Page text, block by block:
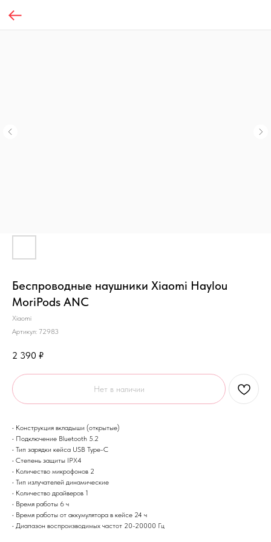
Беспроводные наушники Xiaomi Haylou
MoriPods ANC
Xiaomi
Артикул: 72983
2 390 ₽
Нет в наличии
• Конструкция вкладыши (открытые)
• Подключение Bluetooth 5.2
• Тип зарядки кейса USB Type-C
• Степень защиты IPX4
• Количество микрофонов 2
• Тип излучателей динамические
• Количество драйверов 1
• Время работы 6 ч
• Время работы от аккумулятора в кейсе 24 ч
• Диапазон воспроизводимых частот 20-20000 Гц